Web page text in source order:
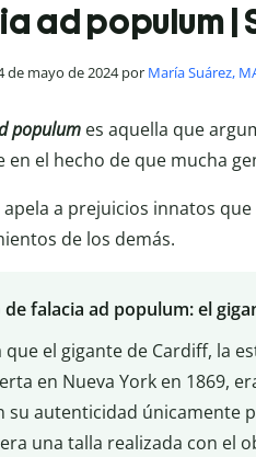
ad populum
de mayo de 2024 por María Suárez,
populum es aquella que
en el hecho de que mucha
apela a prejuicios innatos
de los demás.
de falacia ad populum: el
que el gigante de Cardiff, la
en Nueva York en 1869,
su autenticidad únicamente
una talla realizada con el